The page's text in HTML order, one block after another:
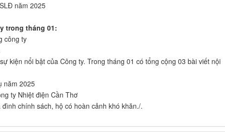
năm 2025
trong tháng 01:
công ty
kiện nổi bật của Công ty. Trong tháng 01 có tổng cộng 03 bài viết nội
2025
ty Nhiệt điện Cần Thơ
chính sách, hộ có hoàn cảnh khó khăn./.